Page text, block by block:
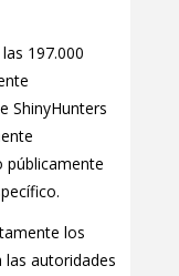
197.000
ShinyHunters
públicamente
los
autoridades